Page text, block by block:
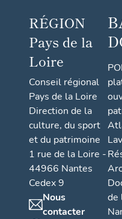
RÉGION
Pays de la
Loire
Conseil régional
Pays de la Loire
Direction de la
culture, du sport
et du patrimoine
1 rue de la Loire -
44966 Nantes
Cedex 9
Nous
contacter
de